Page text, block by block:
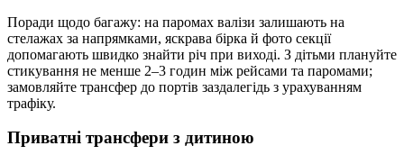
Поради щодо багажу: на паромах валізи залишають на
стелажах за напрямками, яскрава бірка й фото секції
допомагають швидко знайти річ при виході. З дітьми плануйте
стикування не менше 2–3 годин між рейсами та паромами;
замовляйте трансфер до портів заздалегідь з урахуванням
трафіку.
Приватні трансфери з дитиною